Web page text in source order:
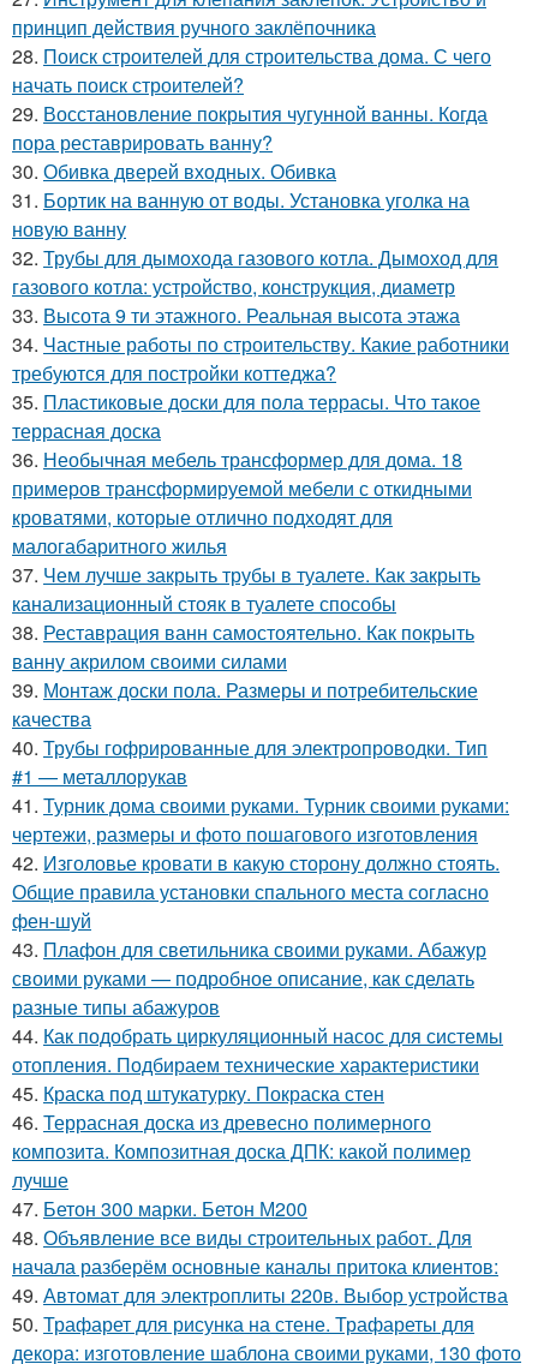
принцип действия ручного заклёпочника
28. Поиск строителей для строительства дома. С чего
начать поиск строителей?
29. Восстановление покрытия чугунной ванны. Когда
пора реставрировать ванну?
30. Обивка дверей входных. Обивка
31. Бортик на ванную от воды. Установка уголка на
новую ванну
32. Трубы для дымохода газового котла. Дымоход для
газового котла: устройство, конструкция, диаметр
33. Высота 9 ти этажного. Реальная высота этажа
34. Частные работы по строительству. Какие работники
требуются для постройки коттеджа?
35. Пластиковые доски для пола террасы. Что такое
террасная доска
36. Необычная мебель трансформер для дома. 18
примеров трансформируемой мебели с откидными
кроватями, которые отлично подходят для
малогабаритного жилья
37. Чем лучше закрыть трубы в туалете. Как закрыть
канализационный стояк в туалете способы
38. Реставрация ванн самостоятельно. Как покрыть
ванну акрилом своими силами
39. Монтаж доски пола. Размеры и потребительские
качества
40. Трубы гофрированные для электропроводки. Тип
#1 — металлорукав
41. Турник дома своими руками. Турник своими руками:
чертежи, размеры и фото пошагового изготовления
42. Изголовье кровати в какую сторону должно стоять.
Общие правила установки спального места согласно
фен-шуй
43. Плафон для светильника своими руками. Абажур
своими руками — подробное описание, как сделать
разные типы абажуров
44. Как подобрать циркуляционный насос для системы
отопления. Подбираем технические характеристики
45. Краска под штукатурку. Покраска стен
46. Террасная доска из древесно полимерного
композита. Композитная доска ДПК: какой полимер
лучше
47. Бетон 300 марки. Бетон М200
48. Объявление все виды строительных работ. Для
начала разберём основные каналы притока клиентов:
49. Автомат для электроплиты 220в. Выбор устройства
50. Трафарет для рисунка на стене. Трафареты для
декора: изготовление шаблона своими руками, 130 фото